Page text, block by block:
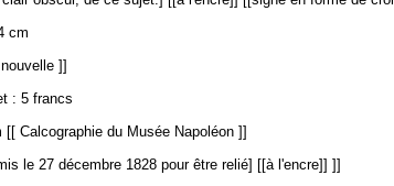
cm
]]
: 5 francs
Calcographie du Musée Napoléon ]]
le 27 décembre 1828 pour être relié] [[à l'encre]] ]]